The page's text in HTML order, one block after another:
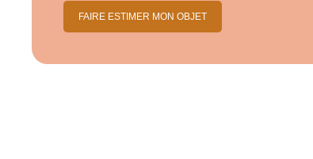
FAIRE ESTIMER MON OBJET